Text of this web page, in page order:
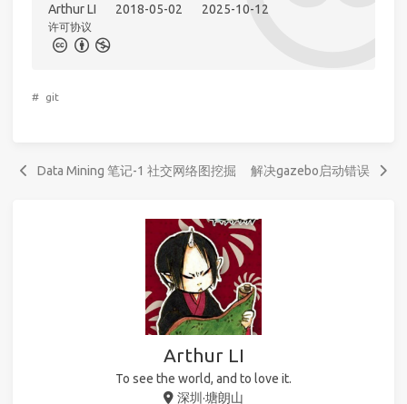
Arthur LI 2018-05-02 2025-10-12
许可协议
# git
Data Mining 笔记-1 社交网络图挖掘 解决gazebo启动错误
Arthur LI
To see the world, and to love it.
深圳·塘朗山